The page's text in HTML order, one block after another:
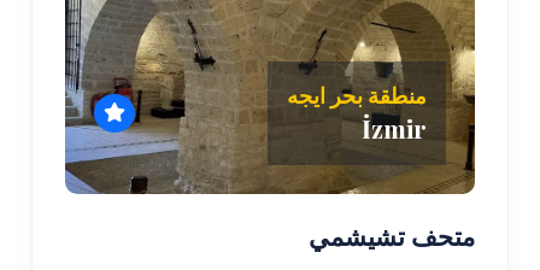
منطقة بحر ايجه
İzmir
متحف تشيشمي